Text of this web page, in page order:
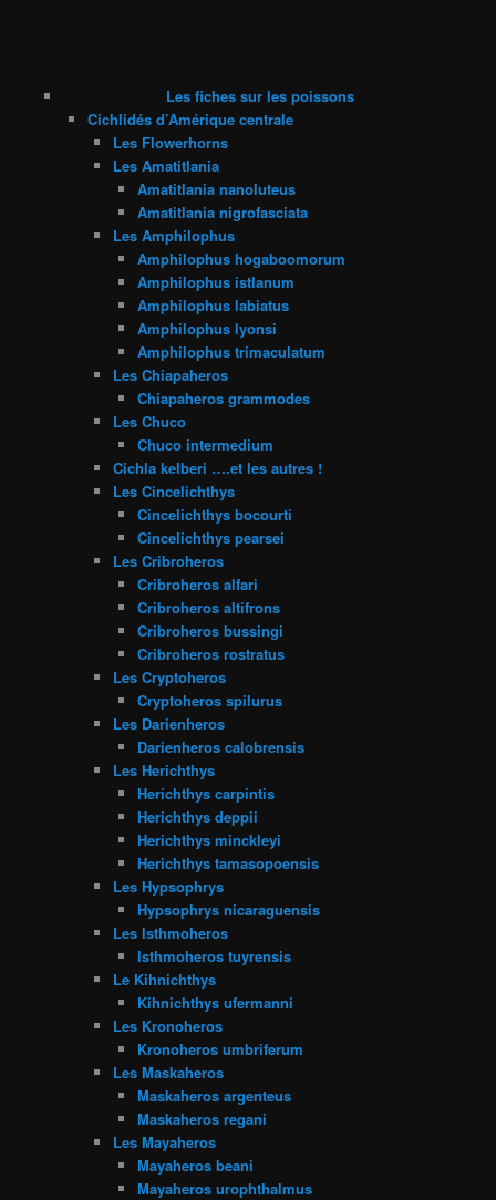
Les fiches sur les poissons
Cichlidés d’Amérique centrale
Les Flowerhorns
Les Amatitlania
Amatitlania nanoluteus
Amatitlania nigrofasciata
Les Amphilophus
Amphilophus hogaboomorum
Amphilophus istlanum
Amphilophus labiatus
Amphilophus lyonsi
Amphilophus trimaculatum
Les Chiapaheros
Chiapaheros grammodes
Les Chuco
Chuco intermedium
Cichla kelberi ….et les autres !
Les Cincelichthys
Cincelichthys bocourti
Cincelichthys pearsei
Les Cribroheros
Cribroheros alfari
Cribroheros altifrons
Cribroheros bussingi
Cribroheros rostratus
Les Cryptoheros
Cryptoheros spilurus
Les Darienheros
Darienheros calobrensis
Les Herichthys
Herichthys carpintis
Herichthys deppii
Herichthys minckleyi
Herichthys tamasopoensis
Les Hypsophrys
Hypsophrys nicaraguensis
Les Isthmoheros
Isthmoheros tuyrensis
Le Kihnichthys
Kihnichthys ufermanni
Les Kronoheros
Kronoheros umbriferum
Les Maskaheros
Maskaheros argenteus
Maskaheros regani
Les Mayaheros
Mayaheros beani
Mayaheros urophthalmus